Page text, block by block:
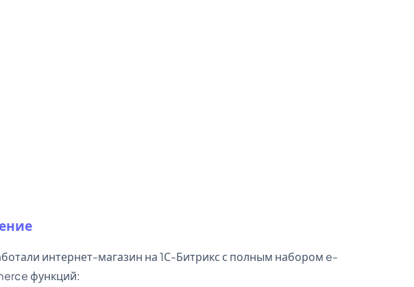
интернет-магазин на 1С-Битрикс с полным набором e-
функций: